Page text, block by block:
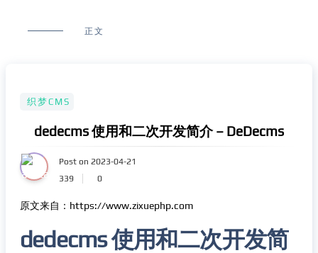
正文
织梦CMS
dedecms 使用和二次开发简介 – DeDecms
Post on 2023-04-21
339
0
原文来自：https://www.zixuephp.com
dedecms 使用和二次开发简